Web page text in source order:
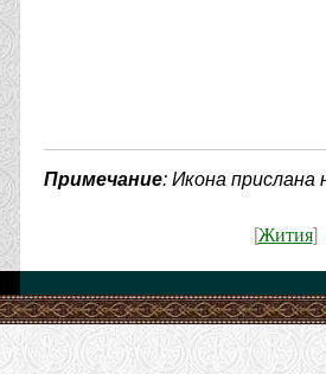
Примечание: Икона
[Жития